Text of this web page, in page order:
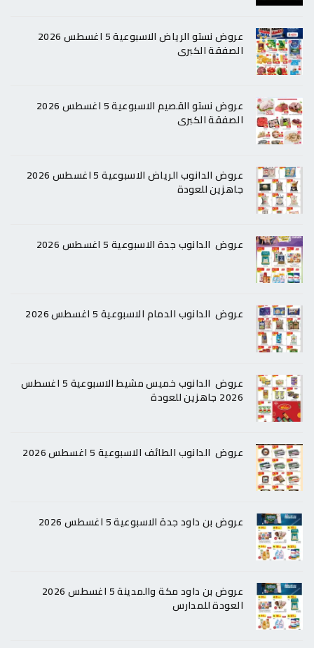
عروض نستو الرياض الاسبوعية 5 اغسطس 2026
الصفقة الكبرى
عروض نستو القصيم الاسبوعية 5 اغسطس 2026
الصفقة الكبرى
عروض الدانوب الرياض الاسبوعية 5 اغسطس 2026
جاهزين للعودة
عروض الدانوب جدة الاسبوعية 5 اغسطس 2026
عروض الدانوب الدمام الاسبوعية 5 اغسطس 2026
عروض الدانوب خميس مشيط الاسبوعية 5 اغسطس
2026 جاهزين للعودة
عروض الدانوب الطائف الاسبوعية 5 اغسطس 2026
عروض بن داود جدة الاسبوعية 5 اغسطس 2026
عروض بن داود مكة والمدينة 5 اغسطس 2026
العودة للمدارس